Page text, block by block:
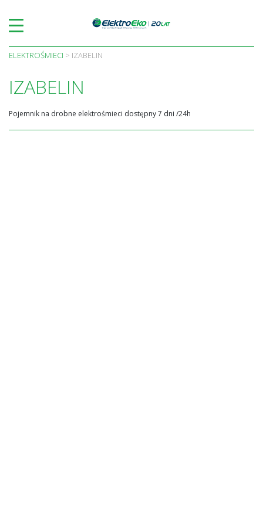
content
ELEKTROŚMIECI > IZABELIN
IZABELIN
Pojemnik na drobne elektrośmieci dostępny 7 dni /24h